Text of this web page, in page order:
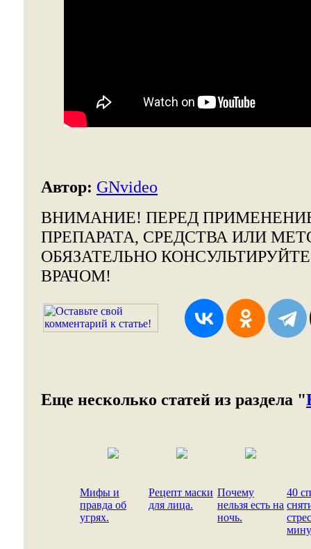
Автор: GNvideo
ВНИМАНИЕ! ПЕРЕД
ПРЕПАРАТА, СРЕДСТВА ИЛИ
ОБЯЗАТЕЛЬНО
ВРАЧОМ!
Еще несколько статей из раздела "
Мифы и
правда об
угрях.
Рецепт маски
для лица.
Почему
нельзя есть на
ночь.
40